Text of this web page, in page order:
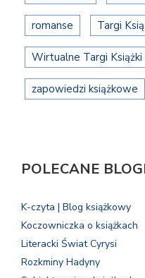
romanse Targi
Wirtualne Targi Książki
zapowiedzi książkowe
POLECANE
K-czyta | Blog książkowy
Koczowniczka o książkach
Literacki Świat Cyrysi
Rozkminy Hadyny